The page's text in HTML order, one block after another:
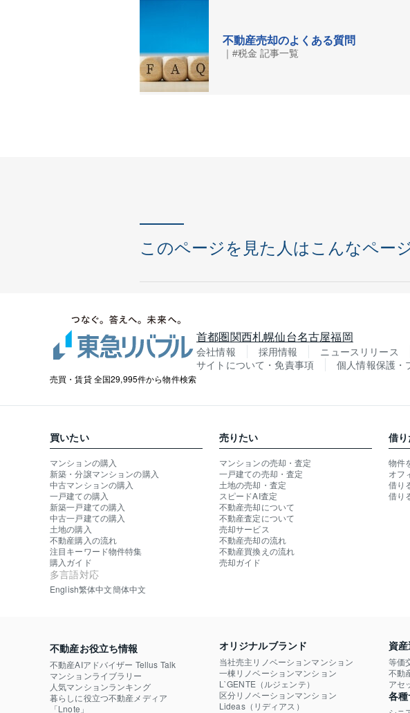
不動産売却のよくある質問
｜#税金 記事一覧
このページを見た人はこんなペー
売買・賃貸 全国29,995件から物件検索
首都圏関西札幌仙台名古屋福岡
会社情報 採用情報 ニュースリリース
サイトについて・免責事項
個人情報保護・
買いたい
マンションの購入
新築・分譲マンションの購入
中古マンションの購入
一戸建ての購入
新築一戸建ての購入
中古一戸建ての購入
土地の購入
不動産購入の流れ
注目キーワード物件特集
購入ガイド
多言語対応
English繁体中文簡体中文
売りたい
マンションの売却・査定
一戸建ての売却・査定
土地の売却・査定
スピードAI査定
不動産売却について
不動産査定について
売却サービス
不動産売却の流れ
不動産買換えの流れ
売却ガイド
借
物件
オフ
借り
借り
不動産お役立ち情報
不動産AIアドバイザー Tellus Talk
マンションライブラリー
人気マンションランキング
暮らしに役立つ不動産メディア
「Lnote」
オリジナルブランド
当社売主リノベーションマンション
一棟リノベーションマンション
L`GENTE（ルジェンテ）
区分リノベーションマンション
Lideas（リディアス）
資
等価
不動
アセ
各